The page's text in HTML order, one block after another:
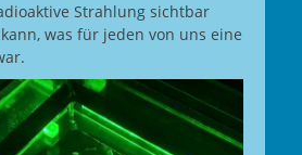
Strahlung sichtbar
was für jeden von uns eine